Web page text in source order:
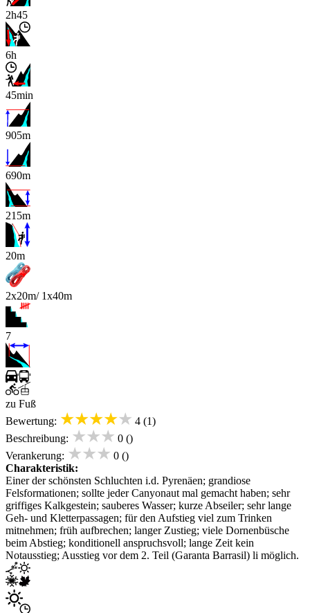
2h45
6h
45min
905m
690m
215m
x
20m
2x20m/ 1x40m
7
zu Fuß
Bewertung: ★★★★★ 4 (1)
Beschreibung: ★★★ 0 ()
Verankerung: ★★★ 0 ()
Charakteristik:
Einer der schönsten Schluchten i.d. Pyrenäen; grandiose
Felsformationen; sollte jeder Canyonaut mal gemacht haben; sehr
griffiges Kalkgestein; sauberes Wasser; kurze Abseiler; sehr lange
Geh- und Kletterpassagen; für den Aufstieg viel zum Trinken
mitnehmen; früh aufbrechen; langer Zustieg; viele Dornenbüsche
beim Abstieg; konditionell anspruchsvoll; lange Zeit kein
Notausstieg; Ausstieg vor dem 2. Teil (Garanta Barrasil) li möglich.